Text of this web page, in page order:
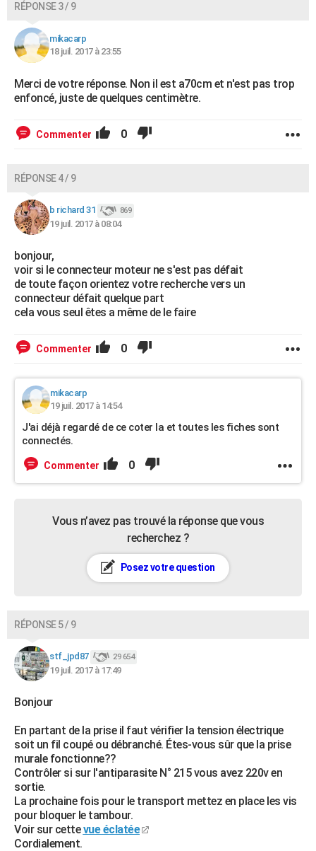
RÉPONSE 3 / 9
mikacarp
18 juil. 2017 à 23:55
Merci de votre réponse. Non il est a70cm et n'est pas trop
enfoncé, juste de quelques centimètre.
Commenter 0
RÉPONSE 4 / 9
b richard 31 869
19 juil. 2017 à 08:04
bonjour,
voir si le connecteur moteur ne s'est pas défait
de toute façon orientez votre recherche vers un
connecteur défait quelque part
cela vous seul êtes a même de le faire
Commenter 0
mikacarp
19 juil. 2017 à 14:54
J'ai déjà regardé de ce coter la et toutes les fiches sont
connectés.
Commenter 0
Vous n’avez pas trouvé la réponse que vous
recherchez ?
Posez votre question
RÉPONSE 5 / 9
stf_jpd87 29 654
19 juil. 2017 à 17:49
Bonjour
En partant de la prise il faut vérifier la tension électrique
soit un fil coupé ou débranché. Étes-vous sûr que la prise
murale fonctionne??
Contrôler si sur l'antiparasite N° 215 vous avez 220v en
sortie.
La prochaine fois pour le transport mettez en place les vis
pour bloquer le tambour.
Voir sur cettevue éclatée
Cordialement.